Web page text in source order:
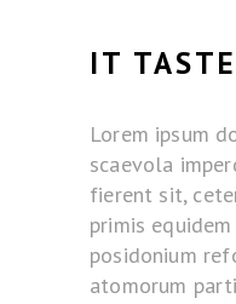
IT
Lorem ipsum
scaevola
fierent sit,
primis
posidonium
atomorum